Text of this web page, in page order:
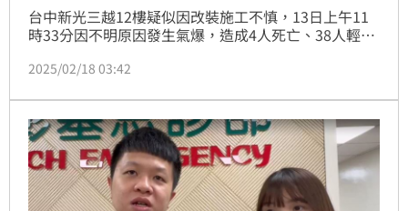
台中新光三越12樓疑似因改裝施工不慎，13日上午11
時33分因不明原因發生氣爆，造成4人死亡、38人輕重
度OHCA，送醫搶救後恢復生命跡象，後續緊急進行
經過中國醫大兒童醫院連日搶救照護下，女童的病況也
有進展。據了解腦壓已經降下，溫控療法也告一段落，
但仍是昏迷狀況，將持續密切觀察中。
2025/02/18 03:42